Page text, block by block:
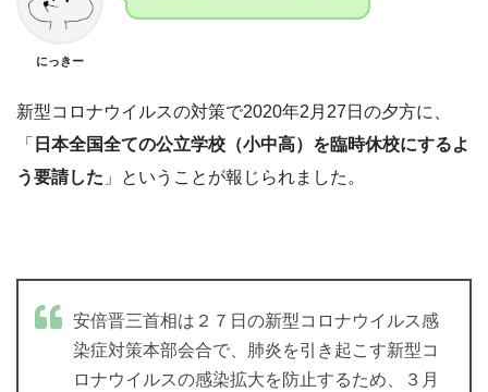
にっきー
新型コロナウイルスの対策で2020年2月27日の夕方に、
「 日本全国全ての公立学校（小中高）を臨時休校にするよ
う要請した 」ということが報じられました。
安倍晋三首相は２７日の新型コロナウイルス感
染症対策本部会合で、肺炎を引き起こす新型コ
ロナウイルスの感染拡大を防止するため、３月